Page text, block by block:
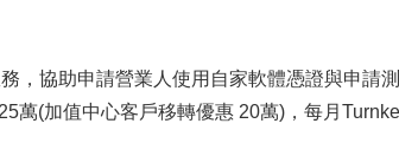
，協助申請營業人使用自家軟體憑證與申請
萬(加值中心客戶移轉優惠 20萬)，每月